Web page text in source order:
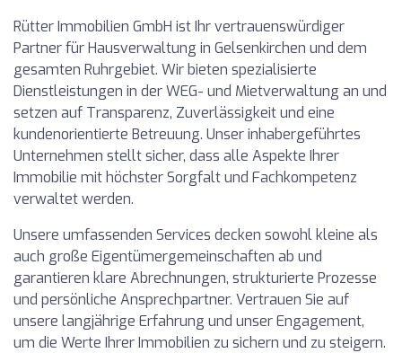
Rütter Immobilien GmbH ist Ihr vertrauenswürdiger
Partner für Hausverwaltung in Gelsenkirchen und dem
gesamten Ruhrgebiet. Wir bieten spezialisierte
Dienstleistungen in der WEG- und Mietverwaltung an und
setzen auf Transparenz, Zuverlässigkeit und eine
kundenorientierte Betreuung. Unser inhabergeführtes
Unternehmen stellt sicher, dass alle Aspekte Ihrer
Immobilie mit höchster Sorgfalt und Fachkompetenz
verwaltet werden.
Unsere umfassenden Services decken sowohl kleine als
auch große Eigentümergemeinschaften ab und
garantieren klare Abrechnungen, strukturierte Prozesse
und persönliche Ansprechpartner. Vertrauen Sie auf
unsere langjährige Erfahrung und unser Engagement,
um die Werte Ihrer Immobilien zu sichern und zu steigern.